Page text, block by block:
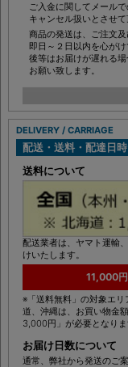
ご入金に関してメール
キャンセル扱いとさせて
商品の発送は、ご注文
即日～２日以内を心が
後等はお届けが遅れる
お願い致します。
DELIVERY / CARRIAGE
配送・送料・配達日
送料について
配送業者は、ヤマト運輸
けいたします。
11,000円
※「送料無料」の対象エ
道、沖縄は、お買い物金
3,000円」が必要となりま
お届け日数について
通常、弊社から発送のご